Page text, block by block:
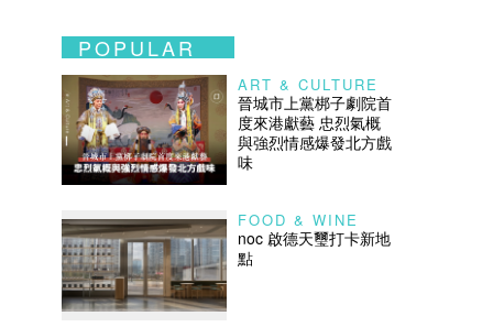
POPULAR
ART & CULTURE
晉城市上黨梆子劇院首
度來港獻藝 忠烈氣概
與強烈情感爆發北方戲
味
FOOD & WINE
noc 啟德天璽打卡新地
點